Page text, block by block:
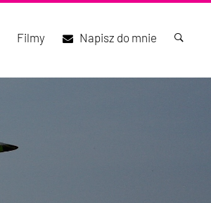
Filmy Napisz do mnie